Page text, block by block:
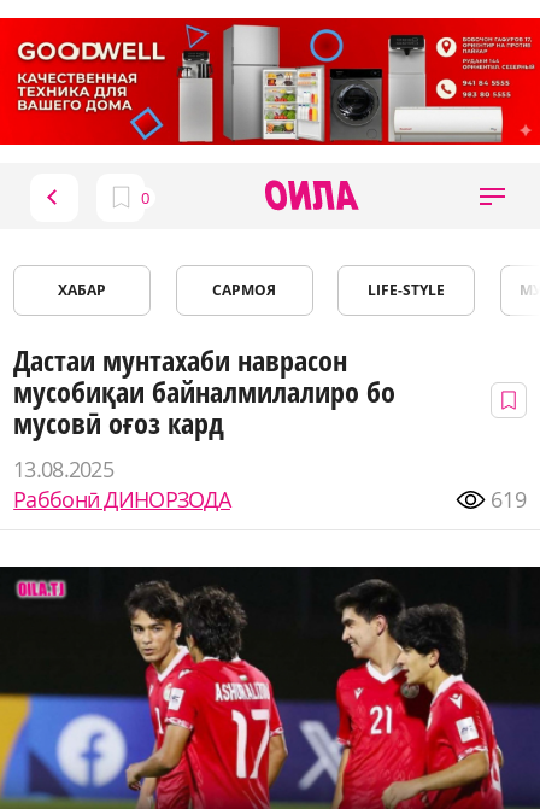
ХАБАР САРМОЯ LIFE-STYLE
Дастаи мунтахаби наврасон
мусобиқаи байналмилалиро бо
мусовӣ оғоз кард
13.08.2025
Раббонӣ ДИНОРЗОДА
619